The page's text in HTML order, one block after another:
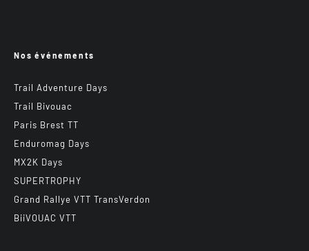
Nos événements
Trail Adventure Days
Trail Bivouac
Paris Brest TT
Enduromag Days
MX2K Days
SUPERTROPHY
Grand Rallye VTT TransVerdon
BiiVOUAC VTT